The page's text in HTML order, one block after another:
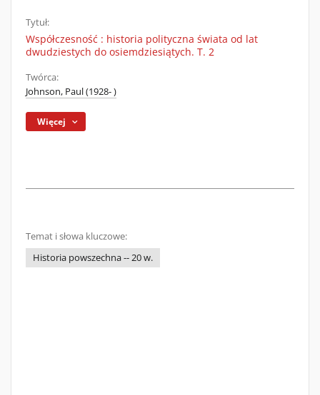
Tytuł:
Współczesność : historia polityczna świata od lat
dwudziestych do osiemdziesiątych. T. 2
Twórca:
Johnson, Paul (1928- )
Więcej
Temat i słowa kluczowe:
Historia powszechna -- 20 w.